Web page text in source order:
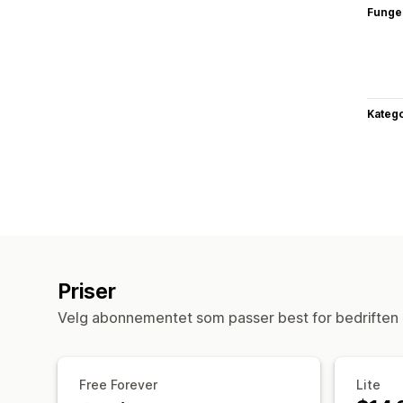
Priser
Velg abonnementet som passer best for bedriften
Free Forever Lite